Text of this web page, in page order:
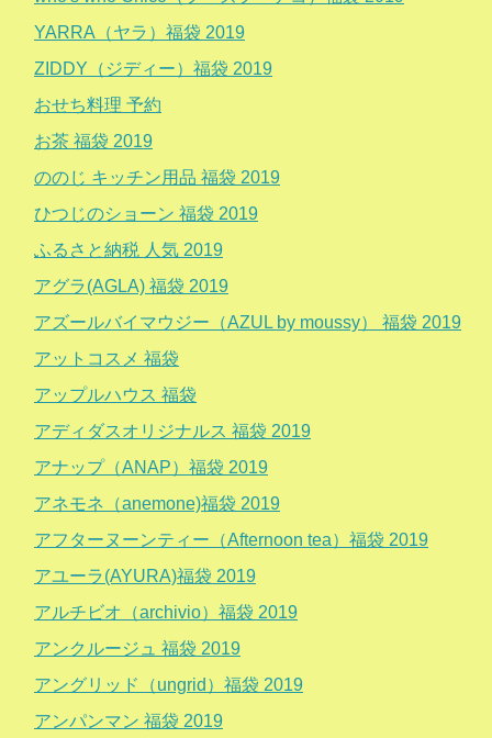
YARRA（ヤラ）福袋 2019
ZIDDY（ジディー）福袋 2019
おせち料理 予約
お茶 福袋 2019
ののじ キッチン用品 福袋 2019
ひつじのショーン 福袋 2019
ふるさと納税 人気 2019
アグラ(AGLA) 福袋 2019
アズールバイマウジー（AZUL by moussy） 福袋 2019
アットコスメ 福袋
アップルハウス 福袋
アディダスオリジナルス 福袋 2019
アナップ（ANAP）福袋 2019
アネモネ（anemone)福袋 2019
アフターヌーンティー（Afternoon tea）福袋 2019
アユーラ(AYURA)福袋 2019
アルチビオ（archivio）福袋 2019
アンクルージュ 福袋 2019
アングリッド（ungrid）福袋 2019
アンパンマン 福袋 2019